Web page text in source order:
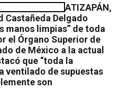
ATIZAPÁN,
Castañeda Delgado
manos limpias” de toda
el Órgano Superior de
de México a la actual
que “toda la
ventilado de supuestas
son